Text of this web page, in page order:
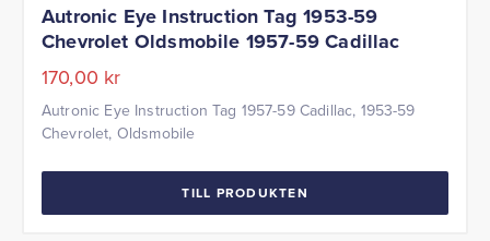
Autronic Eye Instruction Tag 1953-59
Chevrolet Oldsmobile 1957-59 Cadillac
170,00 kr
Autronic Eye Instruction Tag 1957-59 Cadillac, 1953-59
Chevrolet, Oldsmobile
TILL PRODUKTEN